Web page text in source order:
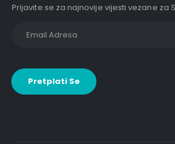
Prijavite se za najnovije vijesti vezane za